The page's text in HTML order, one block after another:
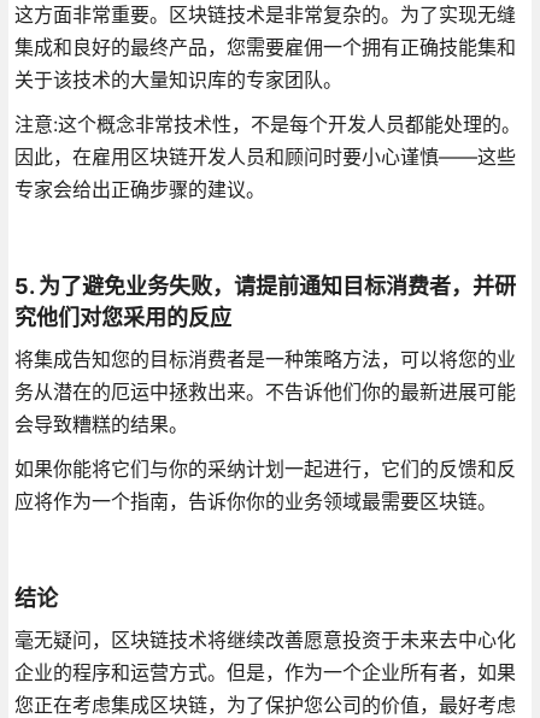
这方面非常重要。区块链技术是非常复杂的。为了实现无缝
集成和良好的最终产品，您需要雇佣一个拥有正确技能集和
关于该技术的大量知识库的专家团队。
注意:这个概念非常技术性，不是每个开发人员都能处理的。
因此，在雇用区块链开发人员和顾问时要小心谨慎——这些
专家会给出正确步骤的建议。
5. 为了避免业务失败，请提前通知目标消费者，并研
究他们对您采用的反应
将集成告知您的目标消费者是一种策略方法，可以将您的业
务从潜在的厄运中拯救出来。不告诉他们你的最新进展可能
会导致糟糕的结果。
如果你能将它们与你的采纳计划一起进行，它们的反馈和反
应将作为一个指南，告诉你你的业务领域最需要区块链。
结论
毫无疑问，区块链技术将继续改善愿意投资于未来去中心化
企业的程序和运营方式。但是，作为一个企业所有者，如果
您正在考虑集成区块链，为了保护您公司的价值，最好考虑